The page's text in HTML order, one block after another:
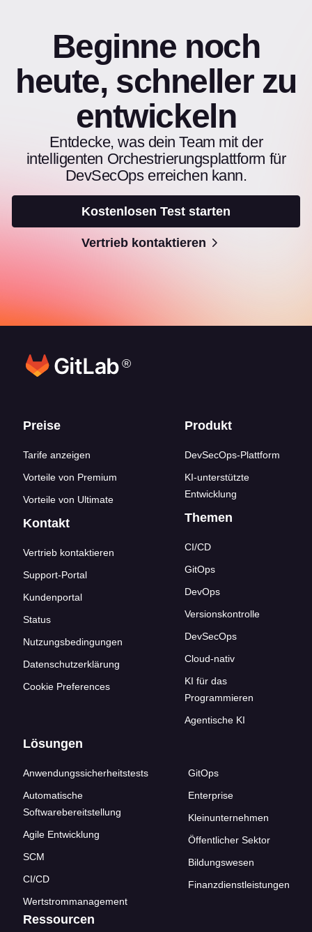
Beginne noch
heute, schneller zu
entwickeln
Entdecke, was dein Team mit der
intelligenten Orchestrierungsplattform für
DevSecOps erreichen kann.
Kostenlosen Test starten
Vertrieb kontaktieren
®
Footer-Links
Preise
Tarife anzeigen
Vorteile von Premium
Vorteile von Ultimate
Kontakt
Vertrieb kontaktieren
Support-Portal
Kundenportal
Status
Nutzungsbedingungen
Datenschutzerklärung
Cookie Preferences
Produkt
DevSecOps-Plattform
KI-unterstützte
Entwicklung
Themen
CI/CD
GitOps
DevOps
Versionskontrolle
DevSecOps
Cloud-nativ
KI für das
Programmieren
Agentische KI
Lösungen
Anwendungssicherheitstests
Automatische
Softwarebereitstellung
Agile Entwicklung
SCM
CI/CD
Wertstrommanagement
GitOps
Enterprise
Kleinunternehmen
Öffentlicher Sektor
Bildungswesen
Finanzdienstleistungen
Ressourcen